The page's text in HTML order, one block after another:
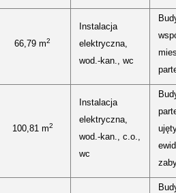
66,79 m2
Instalacja
elektryczna,
wod.-kan., wc
100,81 m2
Instalacja
elektryczna,
wod.-kan., c.o.,
wc